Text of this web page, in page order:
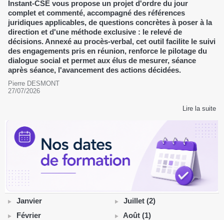
Instant-CSE vous propose un projet d'ordre du jour
complet et commenté, accompagné des références
juridiques applicables, de questions concrètes à poser à la
direction et d'une méthode exclusive : le relevé de
décisions. Annexé au procès-verbal, cet outil facilite le suivi
des engagements pris en réunion, renforce le pilotage du
dialogue social et permet aux élus de mesurer, séance
après séance, l'avancement des actions décidées.
Pierre DESMONT
27/07/2026
Lire la suite
Janvier
Février
Juillet (2)
Août (1)